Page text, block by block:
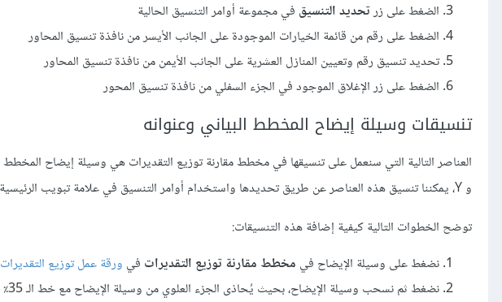
الضغط على زرتحديد التنسيق في مجموعة أوامر التنسيق الحالية
الضغط على رقم من قائمة الخيارات الموجودة على الجانب الأيسر من نافذة تنسيق المحاور
تحديد تنسيق رقم وتعيين المنازل العشرية على الجانب الأيمن من نافذة تنسيق المحاور
الضغط على زر الإغلاق الموجود في الجزء السفلي من نافذة تنسيق المحور
تنسيقات وسيلة إيضاح المخطط البياني وعنوانه
و Y، يمكننا تنسيق هذه العناصر عن طريق تحديدها واستخدام أوامر التنسيق في علامة تبويب الرئيسية أو علامة تبويب
توضح الخطوات التالية كيفية إضافة هذه التنسيقات:
نضغط على وسيلة الإيضاح في مخطط مقارنة توزيع التقديرات في ورقة عمل توزيع التقديرات
نضغط ثم نسحب وسيلة الإيضاح، بحيث يُحاذى الجزء العلوي من وسيلة الإيضاح مع خط الـ 35٪ بجوار منطقة الرسم